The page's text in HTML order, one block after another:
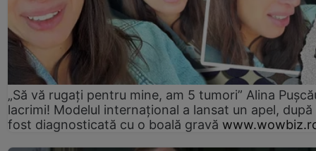
„Să vă rugați pentru mine, am 5 tumori” Alina
lacrimi! Modelul internațional a lansat un apel, după
fost diagnosticată cu o boală gravă